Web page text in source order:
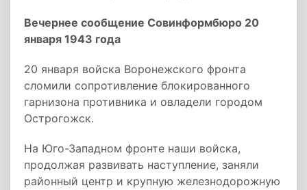
Вечернее сообщение Совинформбюро 20
января 1943 года
20 января войска Воронежского фронта
сломили сопротивление блокированного
гарнизона противника и овладели городом
Острогожск.
На Юго-Западном фронте наши войска,
продолжая развивать наступление, заняли
районный центр и крупную железнодорожную